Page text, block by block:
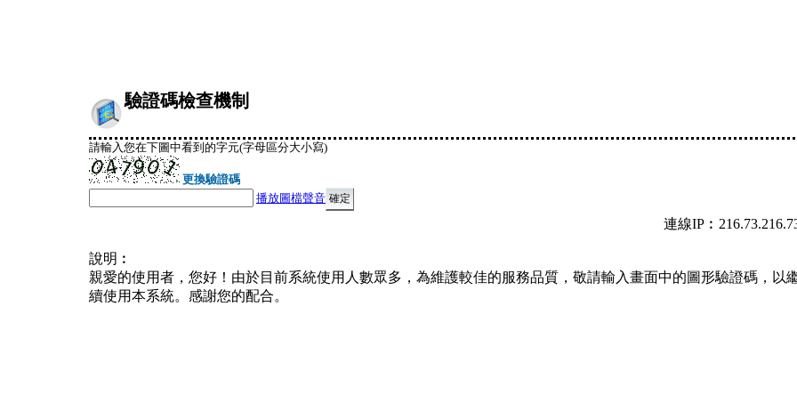
驗證碼檢查機制
請輸入您在下圖中看到的字元(字母區分大小寫)
更換驗證碼
播放圖檔聲音
連線
說明︰
親愛的使用者，您好！由於目前系統使用人數眾多，為維護較佳的服務品質，敬請輸入畫面中的圖形驗證碼，以
續使用本系統。感謝您的配合。